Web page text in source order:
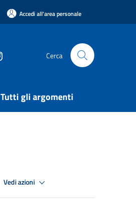
Accedi all'area personale
Cerca
Tutti gli argomenti
Vedi azioni